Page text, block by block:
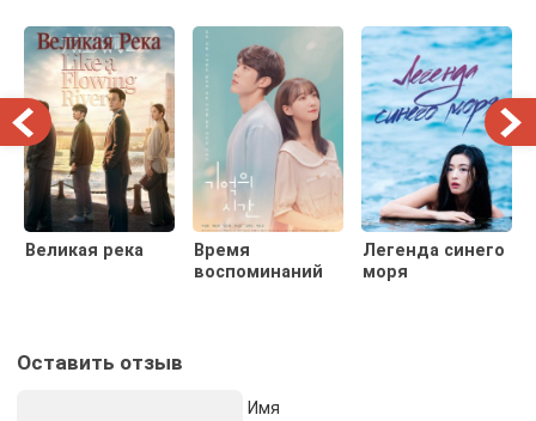
Великая река
Время
воспоминаний
Легенда синего
моря
Оставить отзыв
Имя